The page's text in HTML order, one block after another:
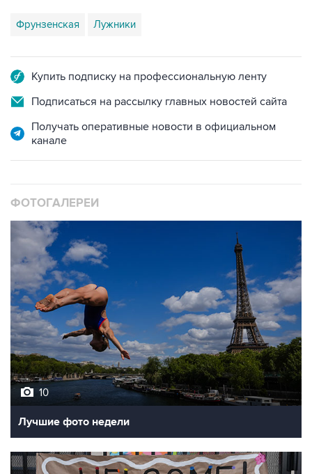
Фрунзенская Лужники
Купить подписку на профессиональную ленту
Подписаться на рассылку главных новостей сайта
Получать оперативные новости в официальном
канале
ФОТОГАЛЕРЕИ
10
Лучшие фото недели